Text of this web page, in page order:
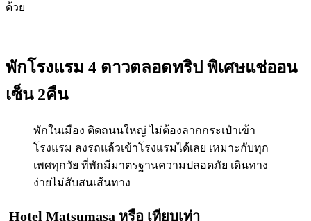
ด้วย
พักโรงแรม 4 ดาวตลอดทริป พิเศษแช่ออน
เซ็น 2คืน
พักในเมือง ติดถนนใหญ่ ไม่ต้องลากกระเป๋าเข้า
โรงแรม ลงรถแล้วเข้าโรงแรมได้เลย เหมาะกับทุก
เพศทุกวัย ที่พักมีมาตรฐานความปลอดภัย เดินทาง
ง่ายไม่สับสนเส้นทาง
Hotel Matsumasa หรือ เทียบเท่า